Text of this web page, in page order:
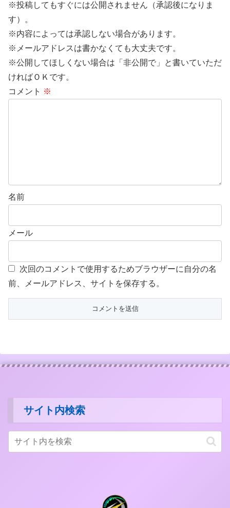
※投稿してもすぐには公開されません（承認後になりま
す）。
※内容によっては承認しない場合があります。
※メールアドレスは書かなくても大丈夫です。
※公開してほしくない場合は「非公開で」と書いていただ
ければＯＫです。
コメント ※
名前
メール
次回のコメントで使用するためブラウザーに自分の名
前、メールアドレス、サイトを保存する。
サイト内検索